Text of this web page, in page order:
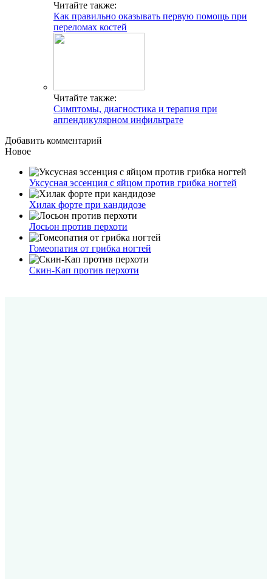
Читайте также:
Как правильно оказывать первую помощь при
переломах костей
Читайте также:
Симптомы, диагностика и терапия при
аппендикулярном инфильтрате
Добавить комментарий
Новое
Уксусная эссенция с яйцом против грибка ногтей
Хилак форте при кандидозе
Лосьон против перхоти
Гомеопатия от грибка ногтей
Скин-Кап против перхоти